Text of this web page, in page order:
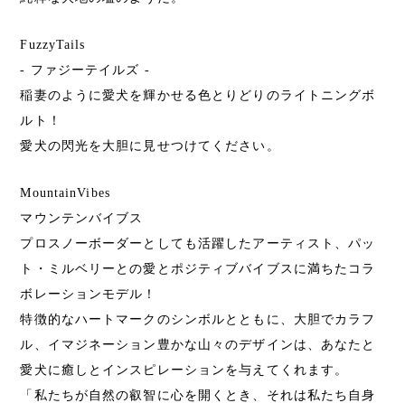
FuzzyTails
- ファジーテイルズ -
稲妻のように愛犬を輝かせる色とりどりのライトニングボ
ルト！
愛犬の閃光を大胆に見せつけてください。
MountainVibes
マウンテンバイブス
プロスノーボーダーとしても活躍したアーティスト、パッ
ト・ミルベリーとの愛とポジティブバイブスに満ちたコラ
ボレーションモデル！
特徴的なハートマークのシンボルとともに、大胆でカラフ
ル、イマジネーション豊かな山々のデザインは、あなたと
愛犬に癒しとインスピレーションを与えてくれます。
「私たちが自然の叡智に心を開くとき、それは私たち自身